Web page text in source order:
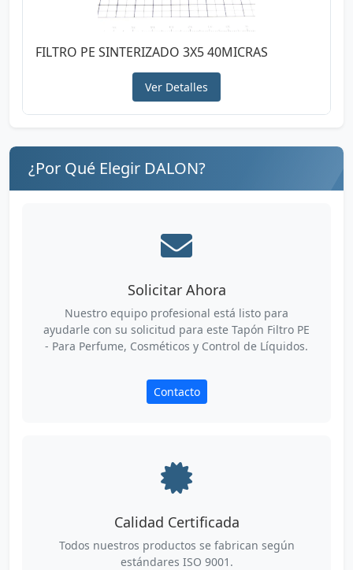
FILTRO PE SINTERIZADO 3X5 40MICRAS
Ver Detalles
¿Por Qué Elegir DALON?
Solicitar Ahora
Nuestro equipo profesional está listo para
ayudarle con su solicitud para este Tapón Filtro PE
- Para Perfume, Cosméticos y Control de Líquidos.
Contacto
Calidad Certificada
Todos nuestros productos se fabrican según
estándares ISO 9001.